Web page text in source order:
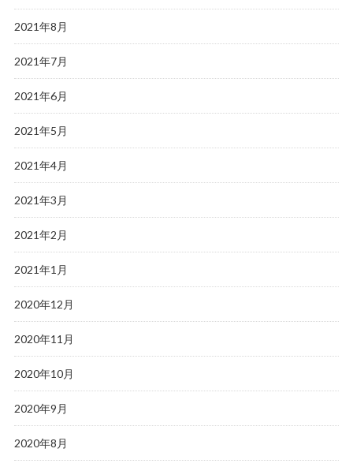
2021年8月
2021年7月
2021年6月
2021年5月
2021年4月
2021年3月
2021年2月
2021年1月
2020年12月
2020年11月
2020年10月
2020年9月
2020年8月